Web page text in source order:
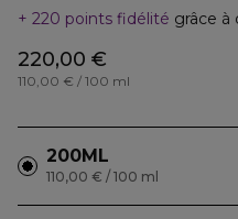
220 points fidélité grâce à
220,00 €
110,00 € / 100 ml
200ML
110,00 € / 100 ml